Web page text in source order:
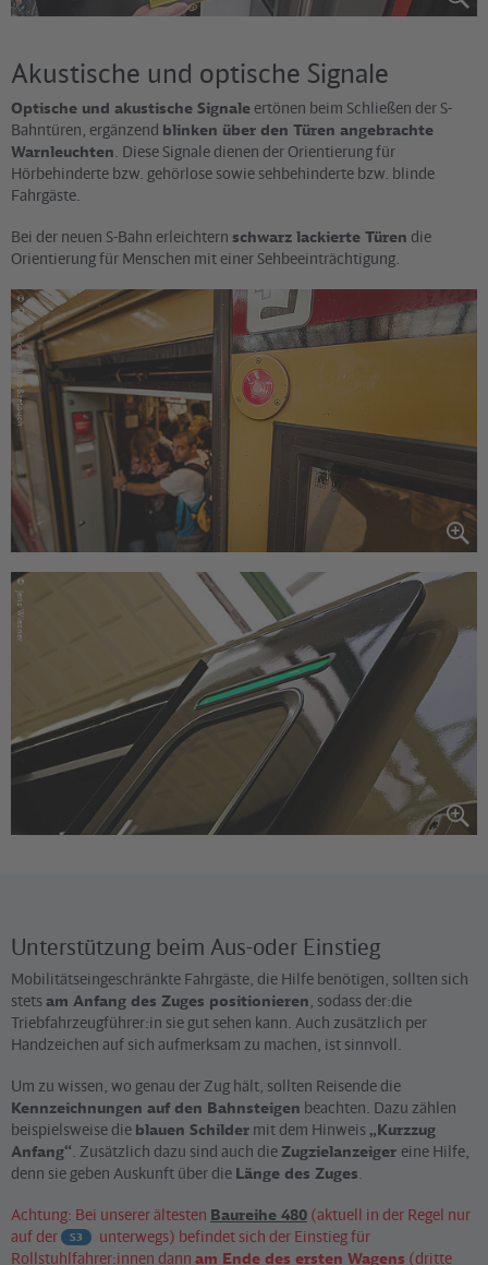
Akustische und optische Signale
Optische und akustische Signale ertönen beim Schließen der S-
Bahntüren, ergänzend blinken über den Türen angebrachte
Warnleuchten . Diese Signale dienen der Orientierung für
Hörbehinderte bzw. gehörlose sowie sehbehinderte bzw. blinde
Fahrgäste.
Bei der neuen S-Bahn erleichtern schwarz lackierte Türen die
Orientierung für Menschen mit einer Sehbeeinträchtigung.
©
David Ulrich I photo&retouch
©
Jens Wiesner
Unterstützung beim Aus-oder Einstieg
Mobilitätseingeschränkte Fahrgäste, die Hilfe benötigen, sollten sich
stetsam Anfang des Zuges positionieren , sodass der:die
Triebfahrzeugführer:in sie gut sehen kann. Auch zusätzlich per
Handzeichen auf sich aufmerksam zu machen, ist sinnvoll.
Um zu wissen, wo genau der Zug hält, sollten Reisende die
Kennzeichnungen auf den Bahnsteigen beachten. Dazu zählen
beispielsweise die blauen Schilder mit dem Hinweis „Kurzzug
Anfang“ . Zusätzlich dazu sind auch die Zugzielanzeiger eine Hilfe,
denn sie geben Auskunft über die Länge des Zuges
Achtung: Bei unserer ältesten Baureihe 480 (aktuell in der Regel nur
auf der
S3
unterwegs) befindet sich der Einstieg für
Rollstuhlfahrer:innen dann am Ende des ersten Wagens (dritte